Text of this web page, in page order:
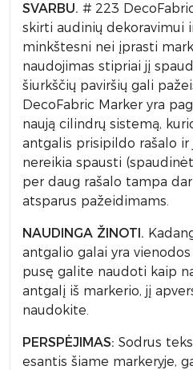
SVARBU. # 223
skirti audinių dekoravimui
minkštesni nei įprasti
naudojimas stipriai jį
šiurkščių paviršių gali
DecoFabric Marker yra
naują cilindrų sistemą,
antgalis prisipildo rašalo
nereikia spausti
per daug rašalo tampa
atsparus pažeidimams.
NAUDINGA ŽINOTI.
antgalio galai yra
pusę galite naudoti kaip
antgalį iš markerio, jį
naudokite.
PERSPĖJIMAS: Sodrus
esantis šiame markeryje,